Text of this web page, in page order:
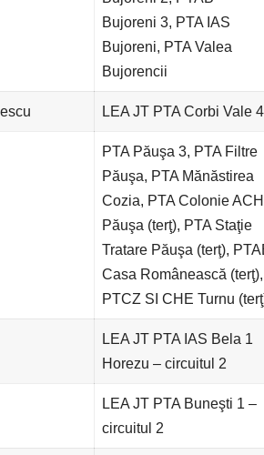
Bujoreni 3, PTA IAS
Bujoreni, PTA Valea
Bujorencii
LEA JT PTA Corbi Vale 4
PTA Păuşa 3, PTA Filtre
Păuşa, PTA Mănăstirea
Cozia, PTA Colonie ACH
Păuşa (terţ), PTA Staţie
Tratare Păuşa (terţ),
Casa Românească (terţ),
PTCZ SI CHE Turnu
LEA JT PTA IAS Bela 1
Horezu – circuitul 2
LEA JT PTA Buneşti 1 –
circuitul 2